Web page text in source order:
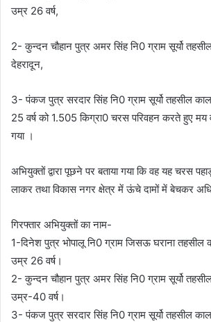
उम्र 26 वर्ष,
2- कुन्दन चौहान पुत्र अमर सिंह नि0 ग्राम सूर्यो
देहरादून,
3- पंकज पुत्र सरदार सिंह नि0 ग्राम सूर्यो तहसील
25 वर्ष को 1.505 किग्रा0 चरस परिवहन करते हुए मय
गया ।
अभियुक्तों द्वारा पूछने पर बताया गया कि वह यह चरस
लाकर तथा विकास नगर क्षेत्र में ऊंचे दामों में बेचकर
गिरफ्तार अभियुक्तों का नाम-
1-दिनेश पुत्र भोपालू नि0 ग्राम जिसऊ घराना
उम्र 26 वर्ष।
2- कुन्दन चौहान पुत्र अमर सिंह नि0 ग्राम सूर्यो
उम्र-40 वर्ष।
3- पंकज पुत्र सरदार सिंह नि0 ग्राम सूर्यो तहसील